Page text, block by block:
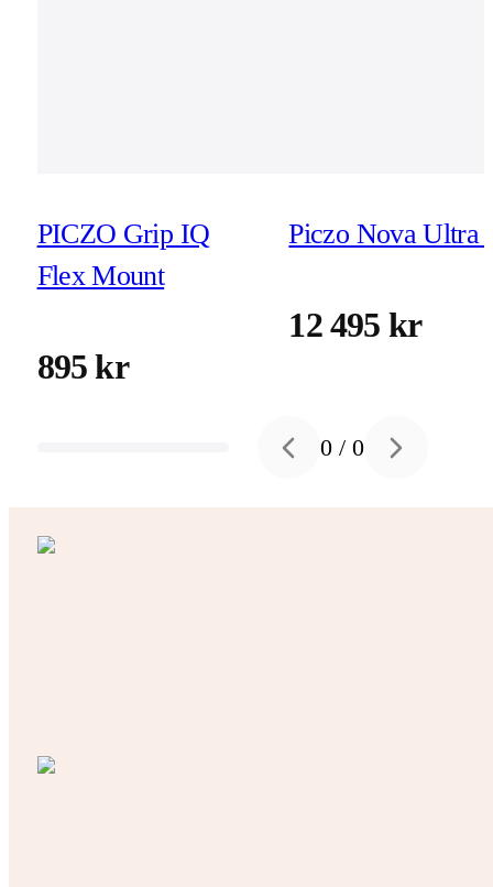
PICZO Grip IQ
Flex Mount
895 kr
Piczo Nova Ultra
12 495 kr
Previous slide
0 /0 Next slide